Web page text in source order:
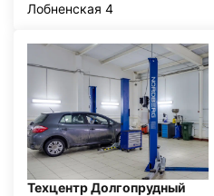
Лобненская 4
Техцентр Долгопрудный